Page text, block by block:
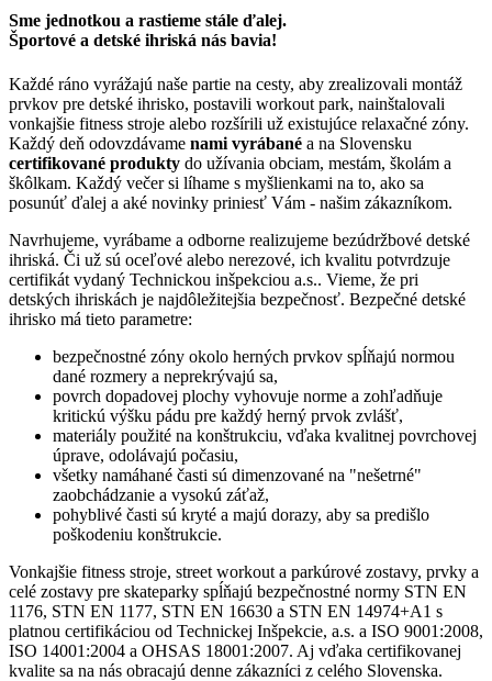
Sme jednotkou a rastieme stále ďalej.
Športové a detské ihriská nás bavia!
Každé ráno vyrážajú naše partie na cesty, aby zrealizovali montáž
prvkov pre detské ihrisko, postavili workout park, nainštalovali
vonkajšie fitness stroje alebo rozšírili už existujúce relaxačné zóny.
Každý deň odovzdávame nami vyrábané a na Slovensku
certifikované produkty do užívania obciam, mestám, školám a
škôlkam. Každý večer si líhame s myšlienkami na to, ako sa
posunúť ďalej a aké novinky priniesť Vám - našim zákazníkom.
Navrhujeme, vyrábame a odborne realizujeme bezúdržbové detské
ihriská. Či už sú oceľové alebo nerezové, ich kvalitu potvrdzuje
certifikát vydaný Technickou inšpekciou a.s.. Vieme, že pri
detských ihriskách je najdôležitejšia bezpečnosť. Bezpečné detské
ihrisko má tieto parametre:
bezpečnostné zóny okolo herných prvkov spĺňajú normou
dané rozmery a neprekrývajú sa,
povrch dopadovej plochy vyhovuje norme a zohľadňuje
kritickú výšku pádu pre každý herný prvok zvlášť,
materiály použité na konštrukciu, vďaka kvalitnej povrchovej
úprave, odolávajú počasiu,
všetky namáhané časti sú dimenzované na "nešetrné"
zaobchádzanie a vysokú záťaž,
pohyblivé časti sú kryté a majú dorazy, aby sa predišlo
poškodeniu konštrukcie.
Vonkajšie fitness stroje, street workout a parkúrové zostavy, prvky a
celé zostavy pre skateparky spĺňajú bezpečnostné normy STN EN
1176, STN EN 1177, STN EN 16630 a STN EN 14974+A1 s
platnou certifikáciou od Technickej Inšpekcie, a.s. a ISO 9001:2008,
ISO 14001:2004 a OHSAS 18001:2007. Aj vďaka certifikovanej
kvalite sa na nás obracajú denne zákazníci z celého Slovenska.